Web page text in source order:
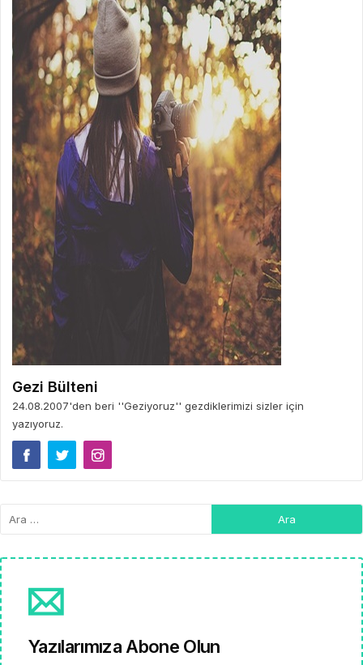
Gezi Bülteni
24.08.2007'den beri ''Geziyoruz'' gezdiklerimizi sizler için
yazıyoruz.
Yazılarımıza Abone Olun